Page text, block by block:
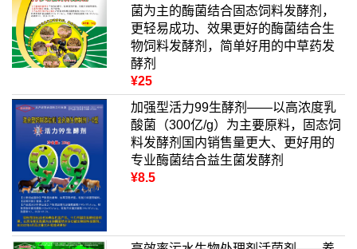
菌为主的酶菌结合固态饲料发酵剂，
更轻易成功、效果更好的酶菌结合生
物饲料发酵剂，简单好用的中草药发
酵剂
¥25
加强型活力99生酵剂——以高浓度乳
酸菌（300亿/g）为主要原料，固态饲
料发酵剂国内销售量更大、更好用的
专业酶菌结合益生菌发酵剂
¥8.5